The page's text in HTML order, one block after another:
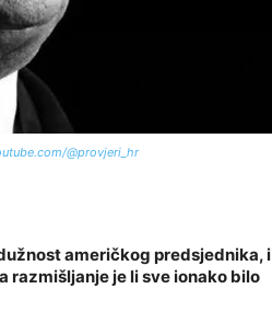
@provjeri_hr
američkog predsjednika, i
razmišljanje je li sve ionako bilo